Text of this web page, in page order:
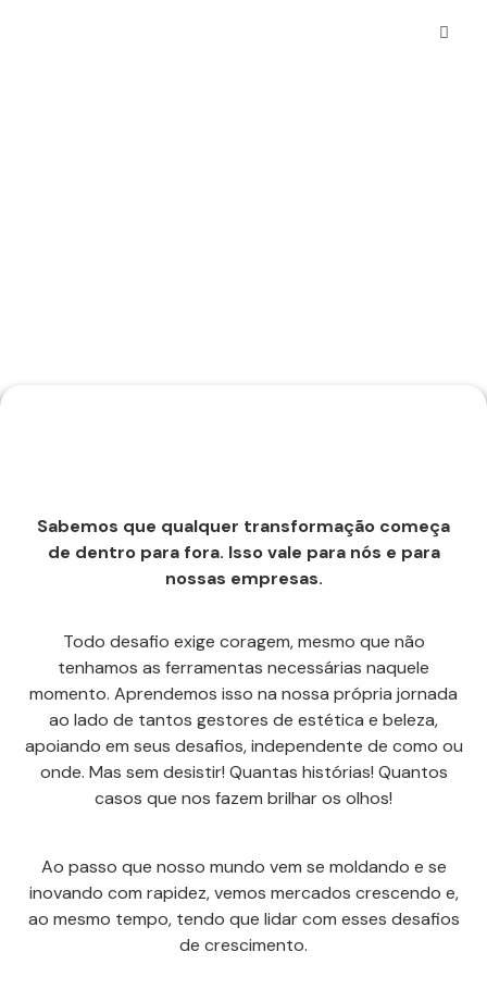
Sabemos que qualquer transformação começa
de dentro para fora. Isso vale para nós e para
nossas empresas.
Todo desafio exige coragem, mesmo que não
tenhamos as ferramentas necessárias naquele
momento. Aprendemos isso na nossa própria jornada
ao lado de tantos gestores de estética e beleza,
apoiando em seus desafios, independente de como ou
onde. Mas sem desistir! Quantas histórias! Quantos
casos que nos fazem brilhar os olhos!
Ao passo que nosso mundo vem se moldando e se
inovando com rapidez, vemos mercados crescendo e,
ao mesmo tempo, tendo que lidar com esses desafios
de crescimento.